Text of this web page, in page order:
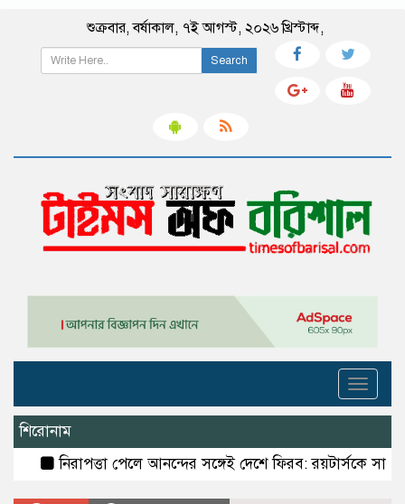
শুক্রবার,বর্ষাকাল, ৭ই আগস্ট, ২০২৬ খ্রিস্টাব্দ,
Search
Toggle
শিরোনাম
নিরাপত্তা পেলে আনন্দের সঙ্গেই দেশে ফিরব: রয়টার্সকে সাকিব